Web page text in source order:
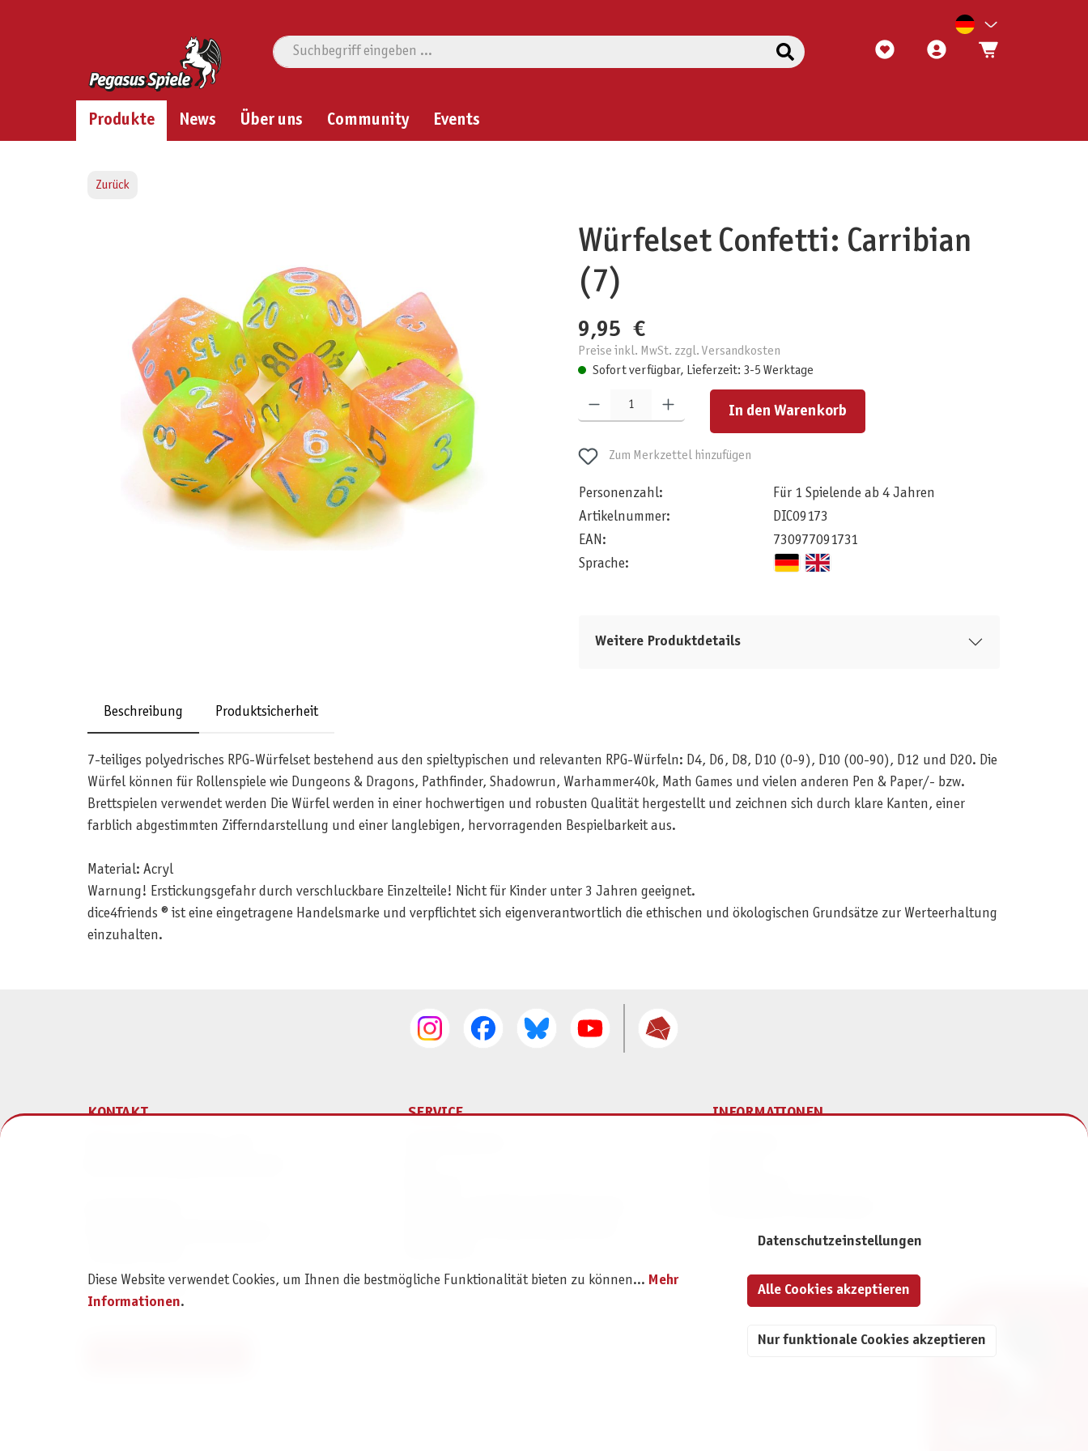
Produkte News Über uns Community Events
Zurück
Würfelset Confetti: Carribian
(7)
9,95 €
Preise inkl. MwSt. zzgl. Versandkosten
Sofort verfügbar, Lieferzeit: 3-5 Werktage
Produkt Anzahl: Gib den gewünschten Wert ein oder benutze die Schaltflächen um die Anzahl zu erhöhen oder zu reduzieren.
In den Warenkorb
Zum Merkzettel hinzufügen
Personenzahl:
Für 1 Spielende ab 4 Jahren
Artikelnummer:
DIC09173
EAN:
730977091731
Sprache:
Weitere Produktdetails
Beschreibung Produktsicherheit
7-teiliges polyedrisches RPG-Würfelset bestehend aus den spieltypischen und relevanten RPG-Würfeln: D4, D6, D8, D10 (0-9), D10 (00-90), D12 und D20. Die
Würfel können für Rollenspiele wie Dungeons & Dragons, Pathfinder, Shadowrun, Warhammer40k, Math Games und vielen anderen Pen & Paper/- bzw.
Brettspielen verwendet werden Die Würfel werden in einer hochwertigen und robusten Qualität hergestellt und zeichnen sich durch klare Kanten, einer
farblich abgestimmten Zifferndarstellung und einer langlebigen, hervorragenden Bespielbarkeit aus.
Material: Acryl
Warnung! Erstickungsgefahr durch verschluckbare Einzelteile! Nicht für Kinder unter 3 Jahren geeignet.
dice4friends ® ist eine eingetragene Handelsmarke und verpflichtet sich eigenverantwortlich die ethischen und ökologischen Grundsätze zur Werteerhaltung
einzuhalten.
KONTAKT
Kontaktformular
SERVICE INFORMATIONEN
Diese Website verwendet Cookies, um Ihnen die bestmögliche Funktionalität bieten zu können... Mehr
Informationen.
Datenschutzeinstellungen
Nur funktionale Cookies akzeptieren
Alle Cookies akzeptieren